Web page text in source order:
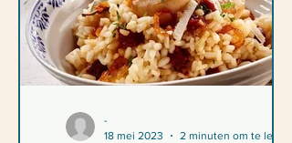
-
18 mei 2023
2 minuten om te lezen